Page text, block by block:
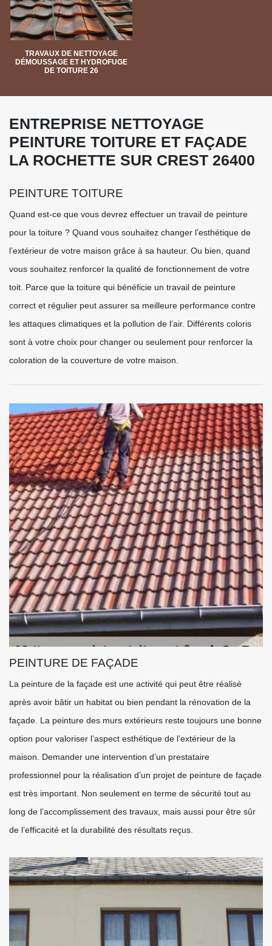
TRAVAUX DE NETTOYAGE
DÉMOUSSAGE ET HYDROFUGE
DE TOITURE 26
ENTREPRISE NETTOYAGE
PEINTURE TOITURE ET FAÇADE
LA ROCHETTE SUR CREST 26400
PEINTURE TOITURE
Quand est-ce que vous devrez effectuer un travail de peinture
pour la toiture ? Quand vous souhaitez changer l’esthétique de
l’extérieur de votre maison grâce à sa hauteur. Ou bien, quand
vous souhaitez renforcer la qualité de fonctionnement de votre
toit. Parce que la toiture qui bénéficie un travail de peinture
correct et régulier peut assurer sa meilleure performance contre
les attaques climatiques et la pollution de l’air. Différents coloris
sont à votre choix pour changer ou seulement pour renforcer la
coloration de la couverture de votre maison.
PEINTURE DE FAÇADE
La peinture de la façade est une activité qui peut être réalisé
après avoir bâtir un habitat ou bien pendant la rénovation de la
façade. La peinture des murs extérieurs reste toujours une bonne
option pour valoriser l’aspect esthétique de l’extérieur de la
maison. Demander une intervention d’un prestataire
professionnel pour la réalisation d’un projet de peinture de façade
est très important. Non seulement en terme de sécurité tout au
long de l’accomplissement des travaux, mais aussi pour être sûr
de l’efficacité et la durabilité des résultats reçus.